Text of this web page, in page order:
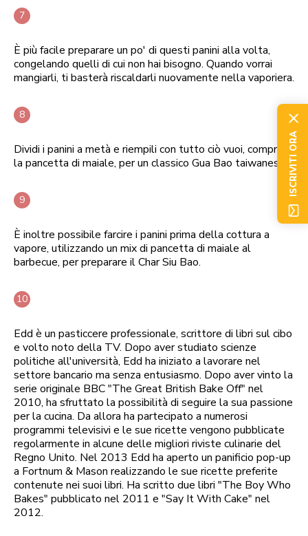
È più facile preparare un po' di questi panini alla volta,
congelando quelli di cui non hai bisogno. Quando vorrai
mangiarli, ti basterà riscaldarli nuovamente nella vaporiera.
Dividi i panini a metà e riempili con tutto ciò vuoi, compresa
la pancetta di maiale, per un classico Gua Bao taiwanese.
È inoltre possibile farcire i panini prima della cottura a
vapore, utilizzando un mix di pancetta di maiale al
barbecue, per preparare il Char Siu Bao.
Edd è un pasticcere professionale, scrittore di libri sul cibo
e volto noto della TV. Dopo aver studiato scienze
politiche all'università, Edd ha iniziato a lavorare nel
settore bancario ma senza entusiasmo. Dopo aver vinto la
serie originale BBC "The Great British Bake Off" nel
2010, ha sfruttato la possibilità di seguire la sua passione
per la cucina. Da allora ha partecipato a numerosi
programmi televisivi e le sue ricette vengono pubblicate
regolarmente in alcune delle migliori riviste culinarie del
Regno Unito. Nel 2013 Edd ha aperto un panificio pop-up
a Fortnum & Mason realizzando le sue ricette preferite
contenute nei suoi libri. Ha scritto due libri "The Boy Who
Bakes" pubblicato nel 2011 e "Say It With Cake" nel
2012.
ISCRIVITI ORA